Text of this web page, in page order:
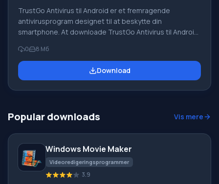
TrustGo Antivirus til Android er et fremragende
antivirusprogram designet til at beskytte din
smartphone. At downloade TrustGo Antivirus til Android
virusangreb. Programfunktioner. Programfunktionalitet.
Gratis. Hele programmet består af funktionelle blokke.
Hver af de 6 blokke er ansvarlig for sin egen funktion.
0 8 Мб
Download
Popular downloads Vis mere
Windows Movie Maker
Videoredigeringsprogrammer
3.9